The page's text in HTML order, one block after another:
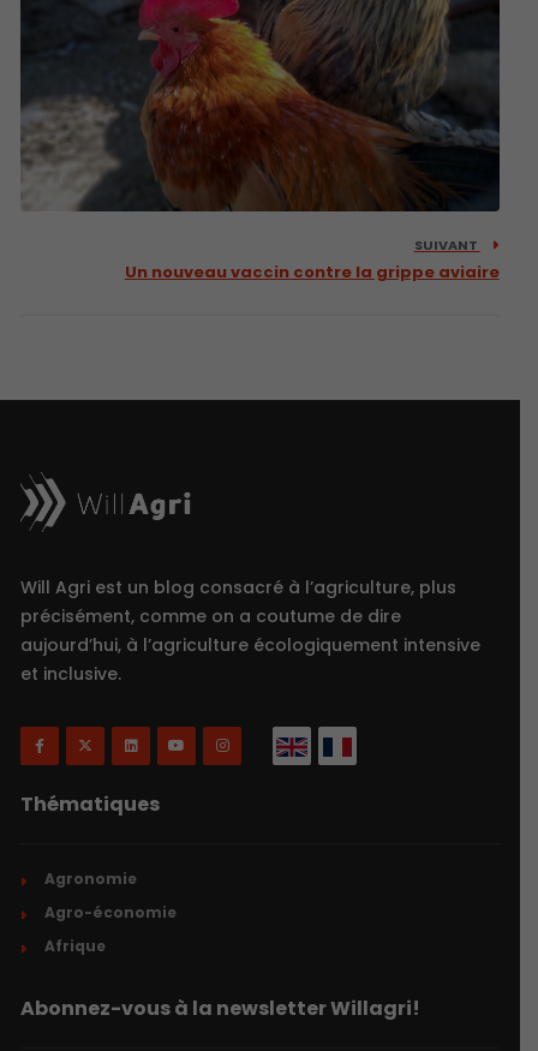
SUIVANT
Un nouveau vaccin contre la grippe aviaire
Will Agri est un blog consacré à l’agriculture, plus
précisément, comme on a coutume de dire
aujourd’hui, à l’agriculture écologiquement intensive
et inclusive.
Thématiques
Agronomie
Agro-économie
Afrique
Abonnez-vous à la newsletter Willagri!